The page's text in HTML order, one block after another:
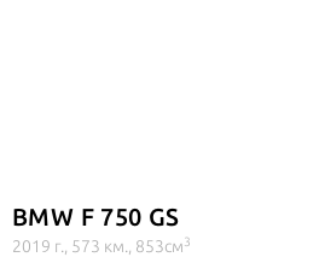
BMW F 750 GS
2019 г., 573 км., 853см3